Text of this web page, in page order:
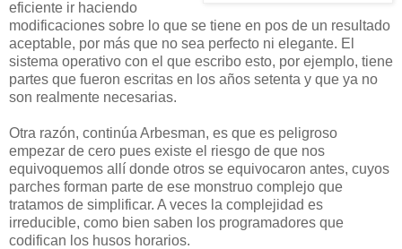
eficiente ir haciendo
modificaciones sobre lo que se tiene en pos de un resultado
aceptable, por más que no sea perfecto ni elegante. El
sistema operativo con el que escribo esto, por ejemplo, tiene
partes que fueron escritas en los años setenta y que ya no
son realmente necesarias.
Otra razón, continúa Arbesman, es que es peligroso
empezar de cero pues existe el riesgo de que nos
equivoquemos allí donde otros se equivocaron antes, cuyos
parches forman parte de ese monstruo complejo que
tratamos de simplificar. A veces la complejidad es
irreducible, como bien saben los programadores que
codifican los husos horarios.